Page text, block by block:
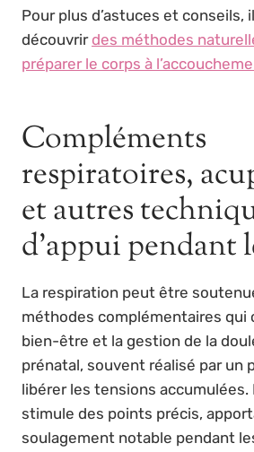
Pour plus d’astuces et conseils,
découvrir des méthodes
préparer le corps à
Compléments
respiratoires,
et autres
d’appui pendant
La respiration peut être
méthodes complémentaires qui
bien-être et la gestion de la
prénatal, souvent réalisé par un
libérer les tensions accumulées.
stimule des points précis,
soulagement notable pendant